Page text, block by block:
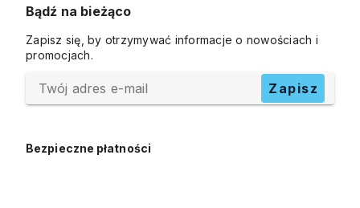
Bądź na bieżąco
Zapisz się, by otrzymywać informacje o nowościach i
promocjach.
Twój adres e-mail Zapisz
Bezpieczne płatności